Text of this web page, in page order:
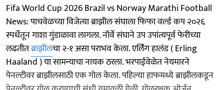
Fifa World Cup 2026 Brazil vs Norway Marathi Football
News: पाचवेळच्या विजेत्या ब्राझील संघाला फिफा वर्ल्ड कप २०२६
स्पर्धेतून गाशा गुंडाळावा लागला. नॉर्वे संघाने उप उपांत्यपूर्व फेरीच्या
लढतीतब्राझीलचा २-१ असा पराभव केला. एर्लिंग हालंड ( Erling
Haaland ) या सामन्याचा नायक ठरला. भरपाईवेळेत नेयमारने
पेनल्टीवर ब्राझीलसाठी एक गोल केला. पहिल्या हाफमध्ये ब्राझीलकडून